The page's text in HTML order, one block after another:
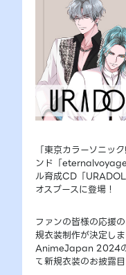
「東京カラーソニッ
ンド「
ル育成CD「
オスブースに登場！
ファンの皆様の応援
規衣装制作が決定しま
AnimeJapan 2024の
て新規衣装のお披露